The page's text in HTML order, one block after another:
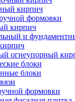
кирпич
формовки
кирпич
и
огнеупорный
блоки
блоки
формовки